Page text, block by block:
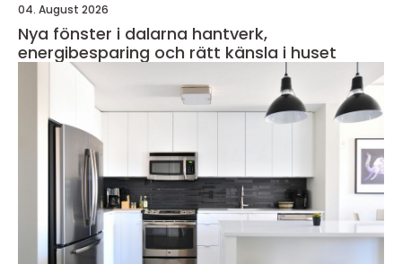
04. August 2026
Nya fönster i dalarna hantverk,
energibesparing och rätt känsla i huset